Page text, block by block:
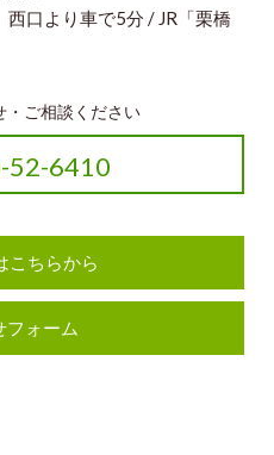
西口より車で5分 / JR「栗橋
・ご相談ください
52-6410
こちらから
フォーム